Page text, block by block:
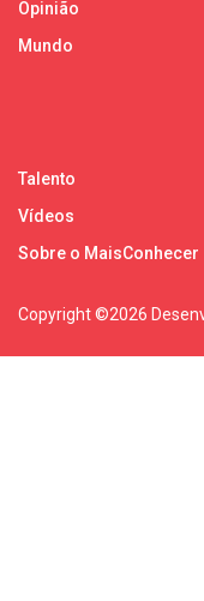
Opinião
Mundo
Talento
Vídeos
Sobre o MaisConhecer
Copyright ©2026